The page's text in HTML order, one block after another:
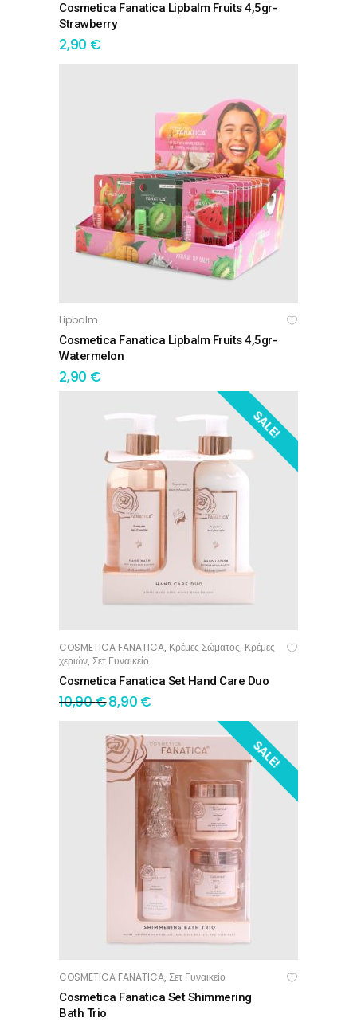
Cosmetica Fanatica Lipbalm Fruits 4,5gr-
Strawberry
2,90 €
ΠΡΟΣΘΉΚΗ ΣΤΟ ΚΑΛΆΘΙ
Lipbalm
Cosmetica Fanatica Lipbalm Fruits 4,5gr-
Watermelon
2,90 €
SALE!
ΠΡΟΣΘΉΚΗ ΣΤΟ ΚΑΛΆΘΙ
COSMETICA FANATICA, Κρέμες Σώματος, Κρέμες
χεριών, Σετ Γυναικείο
Cosmetica Fanatica Set Hand Care Duo
10,90€8,90 €
SALE!
ΠΡΟΣΘΉΚΗ ΣΤΟ ΚΑΛΆΘΙ
COSMETICA FANATICA, Σετ Γυναικείο
Cosmetica Fanatica Set Shimmering
Bath Trio